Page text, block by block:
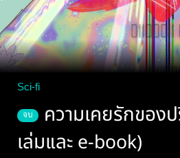
Sci-fi
จบ
ความเคยรักของ
เล่มและ e-book)